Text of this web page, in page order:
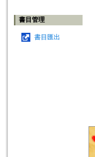
書目管理
書目匯出